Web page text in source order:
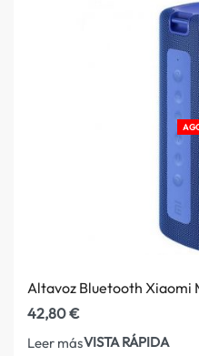
Altavoz Bluetooth Xiaomi
42,80€
Leer másVISTA RÁPIDA